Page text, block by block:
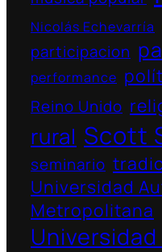
Nicolás Echevarría
participacion
performance
Reino Unido
rural Scott
seminario
Universidad
Metropolitana